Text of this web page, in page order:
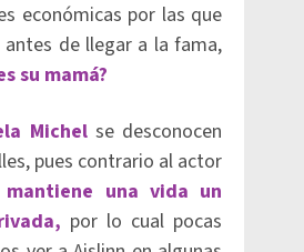
económicas por las que
antes de llegar a la fama,
su mamá?
Michelse desconocen
pues contrario al actor
mantiene una vida un
por lo cual pocas